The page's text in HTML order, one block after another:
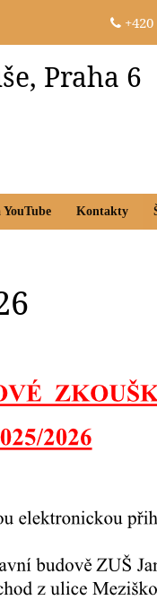
Praha 6
YouTube Kontakty